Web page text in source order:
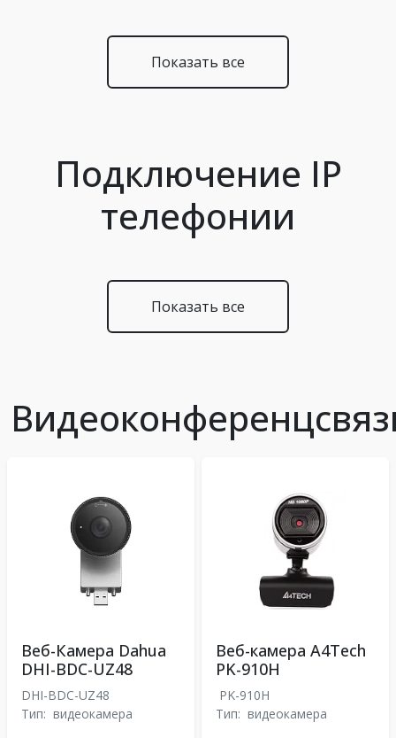
Показать все
Подключение IP
телефонии
Показать все
Веб-Камера Dahua
DHI-BDC-UZ48
DHI-BDC-UZ48
Тип: видеокамера
Веб-камера A4Tech
PK-910H
PK-910H
Тип: видеокамера